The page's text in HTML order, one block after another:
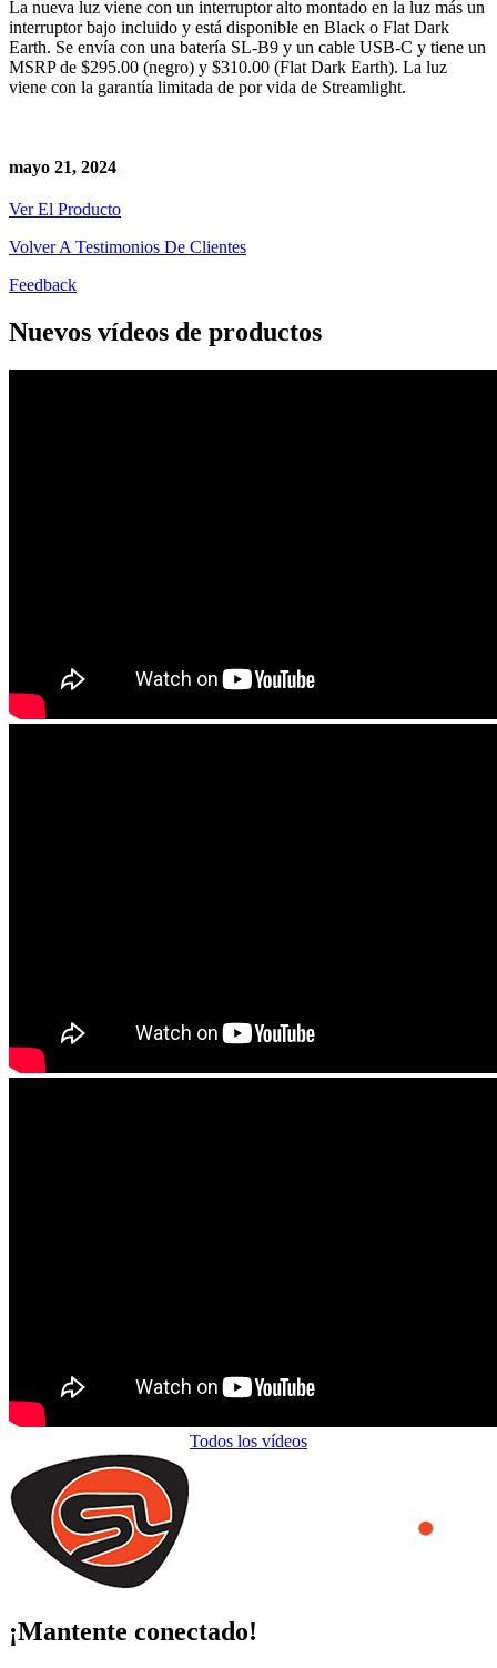
La nueva luz viene con un interruptor alto montado en la luz más un
interruptor bajo incluido y está disponible en Black o Flat Dark
Earth. Se envía con una batería SL-B9 y un cable USB-C y tiene un
MSRP de $295.00 (negro) y $310.00 (Flat Dark Earth). La luz
viene con la garantía limitada de por vida de Streamlight.
mayo 21, 2024
Ver El Producto
Volver A Testimonios De Clientes
Feedback
Nuevos vídeos de productos
Todos los vídeos
¡Mantente conectado!